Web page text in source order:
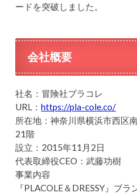
ードを突破しました。
会社概要
社名：冒険社プラコレ
URL：https://pla-cole.co/
所在地：神奈川県横浜市西区
21階
設立：2015年11月2日
代表取締役CEO：武藤功樹
事業内容
『PLACOLE＆DRESSY』ブラ